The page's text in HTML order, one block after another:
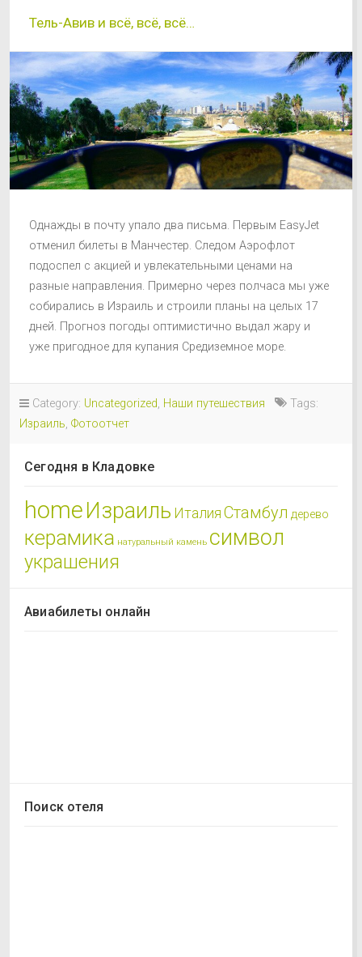
Тель-Авив и всё, всё, всё…
Однажды в почту упало два письма. Первым EasyJet
отменил билеты в Манчестер. Следом Аэрофлот
подоспел с акцией и увлекательными ценами на
разные направления. Примерно через полчаса мы уже
собирались в Израиль и строили планы на целых 17
дней. Прогноз погоды оптимистично выдал жару и
уже пригодное для купания Средиземное море.
Category: Uncategorized, Наши путешествия
Tags:
Израиль, Фотоотчет
Сегодня в Кладовке
homeИзраиль Италия Стамбул дерево
керамика натуральный камень символ
украшения
Авиабилеты онлайн
Поиск отеля